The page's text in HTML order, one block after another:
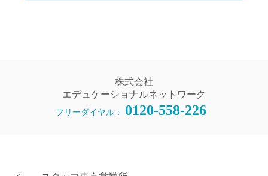
株式会社
エデュケーショナルネットワーク
フリーダイヤル： 0120-558-226